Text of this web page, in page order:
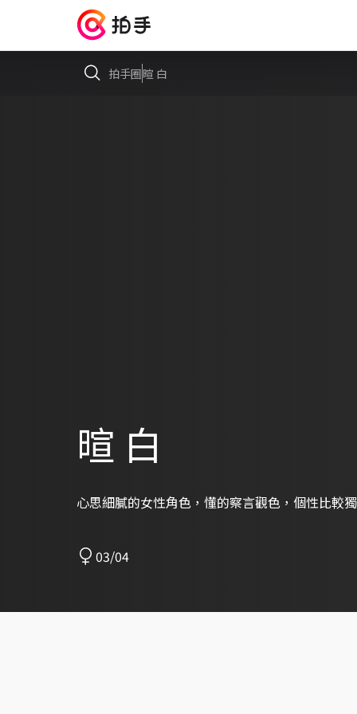
拍手圈暄 白
暄 白
心思細膩的女性角色，懂的察言觀色，個性比較
03/04